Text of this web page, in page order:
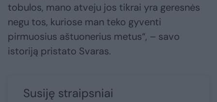
tobulos, mano atveju jos tikrai yra geresnės
negu tos, kuriose man teko gyventi
pirmuosius aštuonerius metus“, – savo
istoriją pristato Svaras.
Susiję straipsniai